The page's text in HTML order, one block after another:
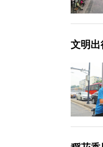
文明出